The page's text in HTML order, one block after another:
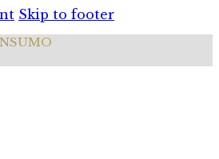
Skip to footer